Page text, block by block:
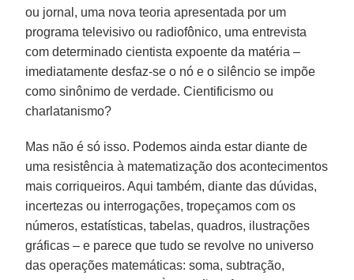
ou jornal, uma nova teoria apresentada por um
programa televisivo ou radiofônico, uma entrevista
com determinado cientista expoente da matéria –
imediatamente desfaz-se o nó e o silêncio se impõe
como sinônimo de verdade. Cientificismo ou
charlatanismo?
Mas não é só isso. Podemos ainda estar diante de
uma resistência à matematização dos acontecimentos
mais corriqueiros. Aqui também, diante das dúvidas,
incertezas ou interrogações, tropeçamos com os
números, estatísticas, tabelas, quadros, ilustrações
gráficas – e parece que tudo se revolve no universo
das operações matemáticas: soma, subtração,